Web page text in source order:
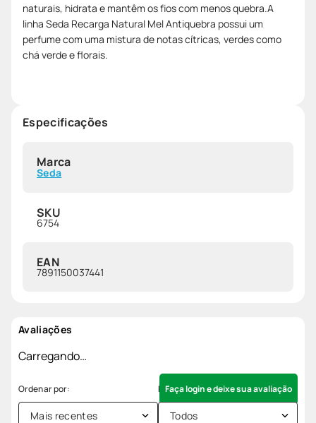
naturais, hidrata e mantêm os fios com menos quebra.A
linha Seda Recarga Natural Mel Antiquebra possui um
perfume com uma mistura de notas cítricas, verdes como
chá verde e florais.
Especificações
Marca
Seda
SKU
6754
EAN
7891150037441
Avaliações
Carregando…
Faça login e deixe sua avaliação
Mais recentes Todos